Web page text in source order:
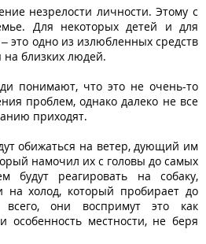
незрелости личности. Этому с
Для некоторых детей и для
это одно из излюбленных средств
близких людей.
понимают, что это не очень-то
проблем, однако далеко не все
приходят.
обижаться на ветер, дующий им
намочил их с головы до самых
будут реагировать на собаку,
на холод, который пробирает до
они воспримут это как
особенность местности, не беря